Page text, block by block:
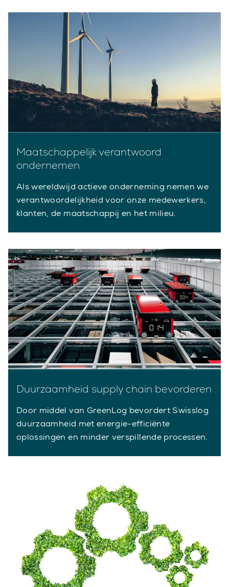
Maatschappelijk verantwoord
ondernemen
Als wereldwijd actieve onderneming nemen we
verantwoordelijkheid voor onze medewerkers,
klanten, de maatschappij en het milieu.
Duurzaamheid supply chain bevorderen
Door middel van GreenLog bevordert Swisslog
duurzaamheid met energie-efficiënte
oplossingen en minder verspillende processen.